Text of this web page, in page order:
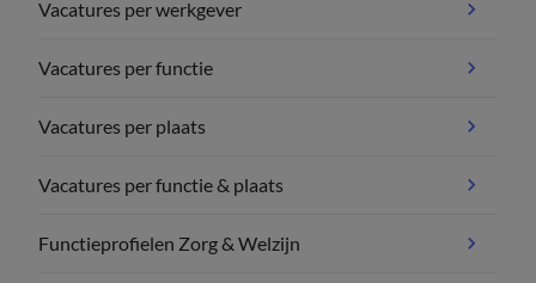
Vacatures per werkgever
Vacatures per functie
Vacatures per plaats
Vacatures per functie & plaats
Functieprofielen Zorg & Welzijn